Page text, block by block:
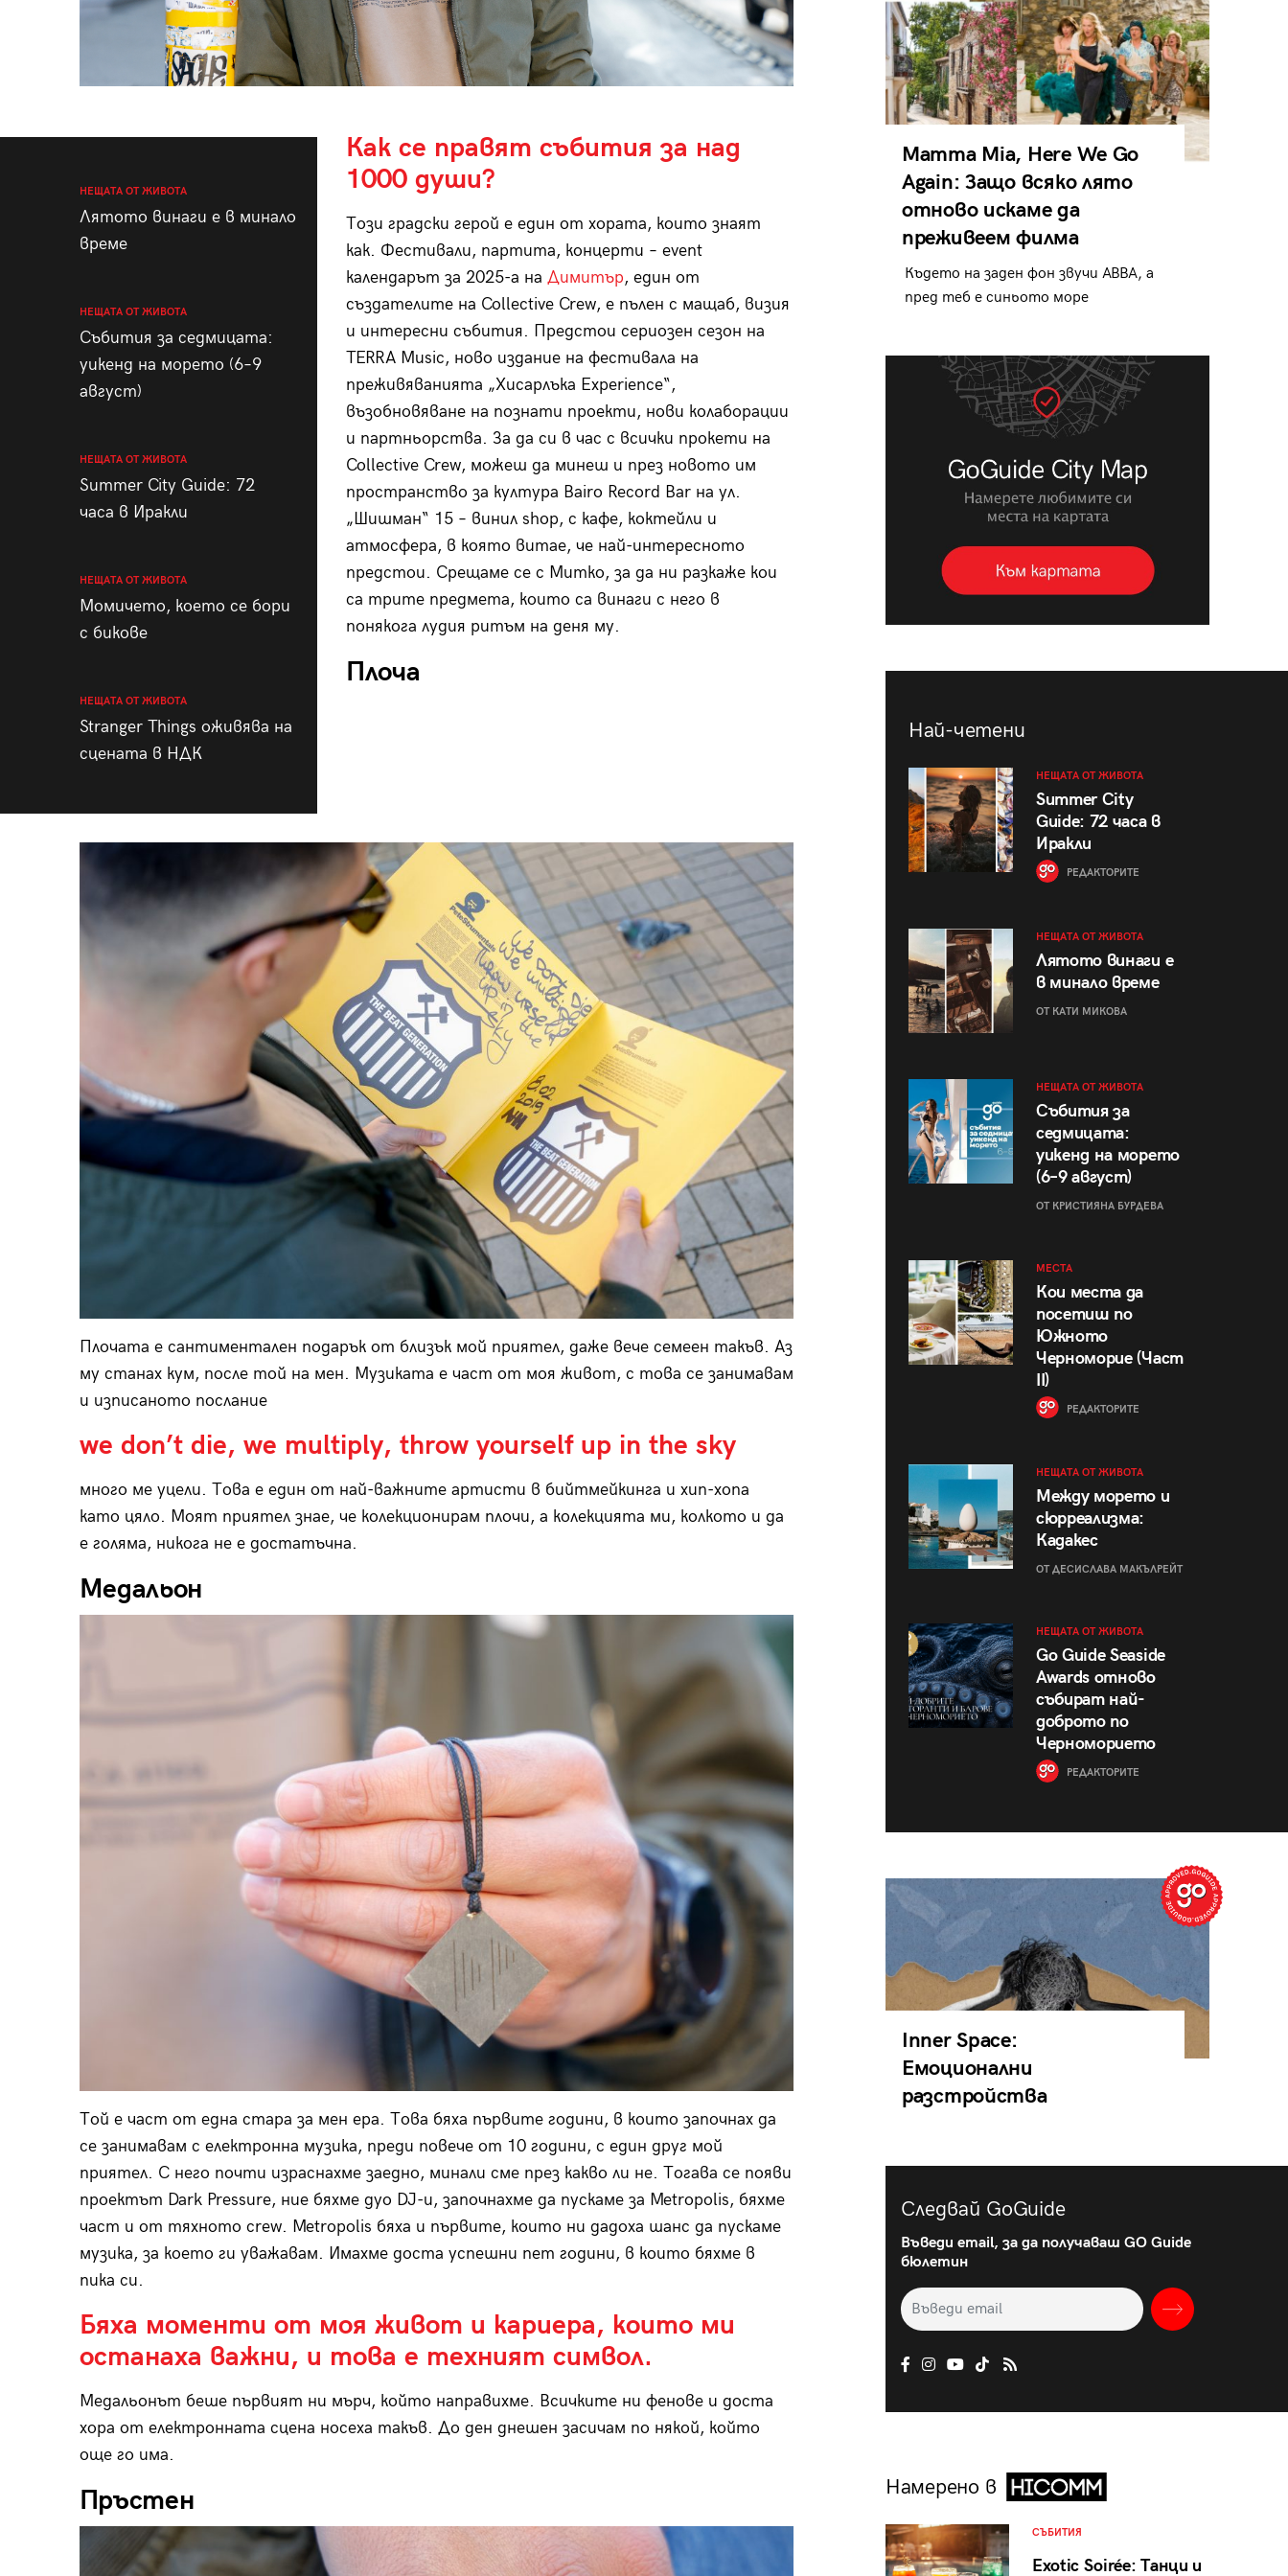
НЕЩАТА ОТ ЖИВОТА
Лятото винаги е в минало
време
НЕЩАТА ОТ ЖИВОТА
Събития за седмицата:
уикенд на морето (6–9
август)
НЕЩАТА ОТ ЖИВОТА
Summer City Guide: 72
часа в Иракли
НЕЩАТА ОТ ЖИВОТА
Момичето, което се бори
с бикове
НЕЩАТА ОТ ЖИВОТА
Stranger Things оживява на
сцената в НДК
Как се правят събития за над
1000 души?
Този градски герой е един от хората, които знаят
как. Фестивали, партита, концерти – event
календарът за 2025-а на Димитър, един от
създателите на Collective Crew, е пълен с мащаб, визия
и интересни събития. Предстои сериозен сезон на
TERRA Music, ново издание на фестивала на
преживяванията „Хисарлъка Еxperience“,
възобновяване на познати проекти, нови колаборации
и партньорства. За да си в час с всички прокети на
Collective Crew, можеш да минеш и през новото им
пространство за култура Bairo Record Bar на ул.
„Шишман“ 15 – винил shop, с кафе, коктейли и
атмосфера, в която витае, че най-интересното
предстои. Срещаме се с Митко, за да ни разкаже кои
са трите предмета, които са винаги с него в
понякога лудия ритъм на деня му.
Плоча
Плочата е сантиментален подарък от близък мой приятел, даже вече семеен такъв. Аз
му станах кум, после той на мен. Музиката е част от моя живот, с това се занимавам
и изписаното послание
we don’t die, we multiply, throw yourself up in the sky
много ме уцели. Това е един от най-важните артисти в бийтмейкинга и хип-хопа
като цяло. Моят приятел знае, че колекционирам плочи, а колекцията ми, колкото и да
е голяма, никога не е достатъчна.
Медальон
Той е част от една стара за мен ера. Това бяха първите години, в които започнах да
се занимавам с електронна музика, преди повече от 10 години, с един друг мой
приятел. С него почти израснахме заедно, минали сме през какво ли не. Тогава се появи
проектът Dark Pressure, ние бяхме дуо DJ-и, започнахме да пускаме за Metropolis, бяхме
част и от тяхното crew. Metropolis бяха и първите, които ни дадоха шанс да пускаме
музика, за което ги уважавам. Имахме доста успешни пет години, в които бяхме в
пика си.
Бяха моменти от моя живот и кариера, които ми
останаха важни, и това е техният символ.
Медальонът беше първият ни мърч, който направихме. Всичките ни фенове и доста
хора от електронната сцена носеха такъв. До ден днешен засичам по някой, който
още го има.
Пръстен
Mamma Mia, Here We Go
Again: Защо всяко лято
отново искаме да
преживеем филма
Където на заден фон звучи ABBA, а
пред теб е синьото море
Най-четени
НЕЩАТА ОТ ЖИВОТА
Summer City
Guide: 72 часа в
Иракли
РЕДАКТОРИТЕ
НЕЩАТА ОТ ЖИВОТА
Лятото винаги е
в минало време
ОТ КАТИ МИКОВА
НЕЩАТА ОТ ЖИВОТА
Събития за
седмицата:
уикенд на морето
(6–9 август)
ОТ КРИСТИЯНА БУРДЕВА
МЕСТА
Кои места да
посетиш по
Южното
Черноморие (Част
II)
РЕДАКТОРИТЕ
НЕЩАТА ОТ ЖИВОТА
Между морето и
сюрреализма:
Кадакес
ОТ ДЕСИСЛАВА МАКЪЛРЕЙТ
НЕЩАТА ОТ ЖИВОТА
Go Guide Seaside
Awards отново
събират най-
доброто по
Черноморието
РЕДАКТОРИТЕ
Inner Space:
Емоционални
разстройства
Следвай GoGuide
Въведи email, за да получаваш GO Guide
бюлетин
Намерено в
СЪБИТИЯ
Exotic Soirée: Танци и